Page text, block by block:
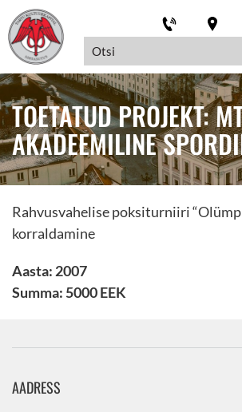
TOETATUD PROJEKT:
AKADEEMILINE
Rahvusvahelise poksiturniiri
korraldamine
Aasta: 2007
Summa: 5000 EEK
AADRESS